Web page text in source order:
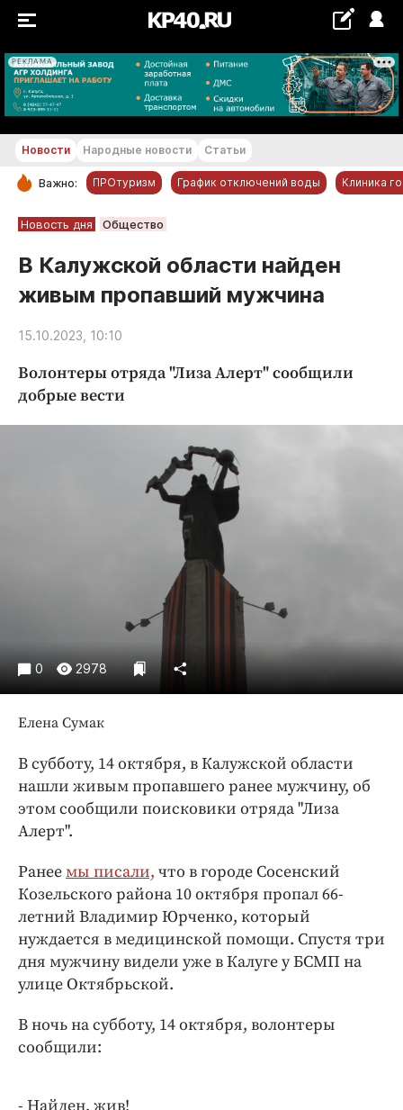
РЕКЛАМА
+29...+30 °С
РУБРИКИ
Новости компаний
Статьи
Народные новости
Авто и транспорт
Благоустройство
Недвижимость и ЖКХ
Образование
Происшествия
Экономика и бизнес
ПРОЕКТЫ
Блоги
Издания
Медиаперсона
Интересное чтиво
Клиника года
Бренд года
Работодатель года
Новости Народные новости Статьи
Важно: ПРОтуризм График отключений воды Клиника
Новость дня Общество
В Калужской области найден
живым пропавший мужчина
15.10.2023, 10:10
Волонтеры отряда "Лиза Алерт" сообщили
добрые вести
0 2978
Елена Сумак
В субботу, 14 октября, в Калужской области
нашли живым пропавшего ранее мужчину, об
этом сообщили поисковики отряда "Лиза
Алерт".
Ранеемы писали, что в городе Сосенский
Козельского района 10 октября пропал 66-
летний Владимир Юрченко, который
нуждается в медицинской помощи. Спустя три
дня мужчину видели уже в Калуге у БСМП на
улице Октябрьской.
В ночь на субботу, 14 октября, волонтеры
сообщили:
- Найден, жив!